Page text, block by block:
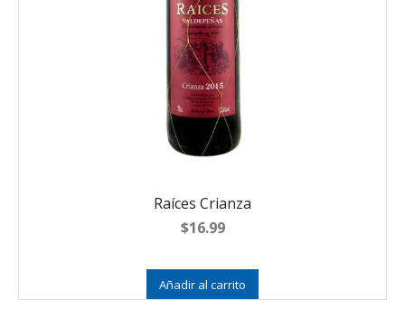
Raíces Crianza
$16.99
Añadir al carrito